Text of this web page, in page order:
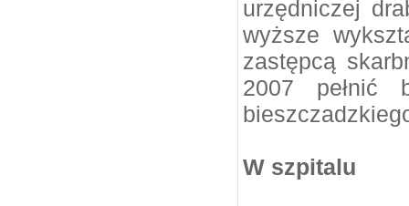
urzędniczej
wyższe
zastępcą
2007 pełnić
W szpitalu